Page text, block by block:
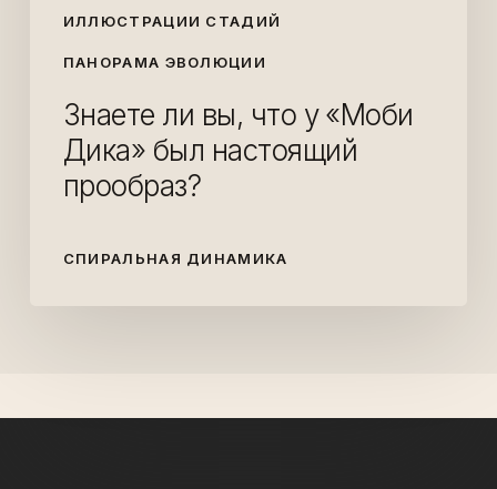
ИЛЛЮСТРАЦИИ СТАДИЙ
ПАНОРАМА ЭВОЛЮЦИИ
Знаете ли вы, что у «Моби
Дика» был настоящий
прообраз?
СПИРАЛЬНАЯ ДИНАМИКА